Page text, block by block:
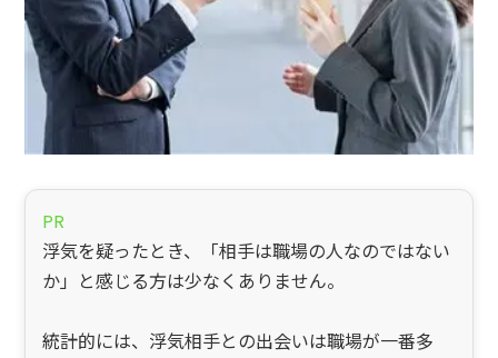
PR
浮気を疑ったとき、「相手は職場の人なのではない
か」と感じる方は少なくありません。
統計的には、浮気相手との出会いは職場が一番多